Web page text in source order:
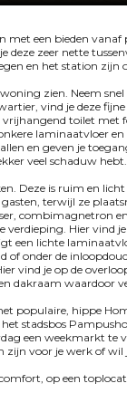
met een bieden vanaf
zeer nette
en het station
zien. Neem
vind je deze
toilet met
laminaatvloer
en geven je
veel schaduw
Deze is ruim en
terwijl ze
combimagnetron en
Hier vind
een lichte
onder de
vind je op de
dakraam waardoor
populaire, hippe
stadsbos
een weekmarkt te
voor je werk of
op een